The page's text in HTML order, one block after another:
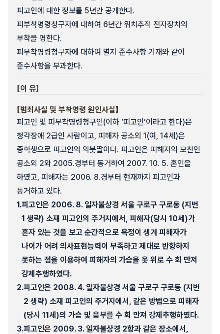
피고인에 대한 정보를 5년간 공개한다.
피부착명령청구자에 대하여 6년간 위치추적 전자장치의
부착을 명한다.
피부착명령청구자에 대하여 별지 준수사항 기재와 같이
준수사항을 부과한다.
【이 유】
【범죄사실 및 부착명령 원인사실】
피고인 및 피부착명령청구인(이하 ‘피고인’이라고 한다)은
청각장애 2급인 사람이고, 피해자 공소외 1(여, 14세)은
중학생으로 피고인의 의붓딸이다. 피고인은 피해자의 모친인
공소외 2와 2005.경부터 동거하여 2007. 10. 5. 혼인을
하였고, 피해자는 2006. 8.경부터 현재까지 피고인과
동거하고 있다.
1.피고인은 2006. 8. 일자불상경 서울 구로구 구로동 (지번
1 생략) 소재 피고인의 주거지에서, 피해자(당시 10세)가
혼자 있는 것을 보고 순간적으로 욕정이 생겨 피해자가
나이가 어려 의사표현능력이 부족하고 제대로 반항하지
못하는 점을 이용하여 피해자의 가슴을 옷 위로 수 회 만져
강제추행하였다.
2.피고인은 2008. 4. 일자불상경 서울 구로구 구로동 (지번
2 생략) 소재 피고인의 주거지에서, 같은 방법으로 피해자
(당시 11세)의 가슴 및 음부를 수 회 만져 강제추행하였다.
3.피고인은 2009. 3. 일자불상경 2항과 같은 장소에서,